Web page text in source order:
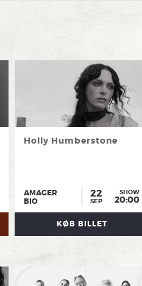
Holly Humberstone
AMAGER
BIO
22
SEP
SHOW
20:00
KØB BILLET